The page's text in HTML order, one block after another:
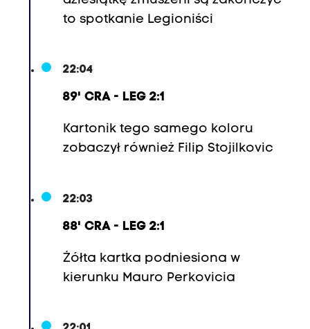
to spotkanie Legioniści
22:04
89' CRA - LEG 2:1
Kartonik tego samego koloru
zobaczył również Filip Stojilkovic
22:03
88' CRA - LEG 2:1
Żółta kartka podniesiona w
kierunku Mauro Perkovicia